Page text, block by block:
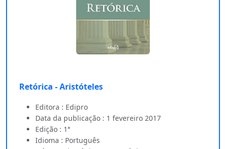
Retórica - Aristóteles
Editora : Edipro
Data da publicação : 1 fevereiro 2017
Edição : 1ª
Idioma : Português